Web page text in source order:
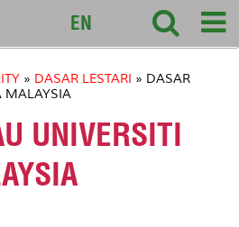
EN
» DASAR LESTARI » DASAR
MALAYSIA
UNIVERSITI